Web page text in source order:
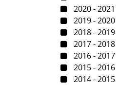
2020 - 2021
2019 - 2020
2018 - 2019
2017 - 2018
2016 - 2017
2015 - 2016
2014 - 2015